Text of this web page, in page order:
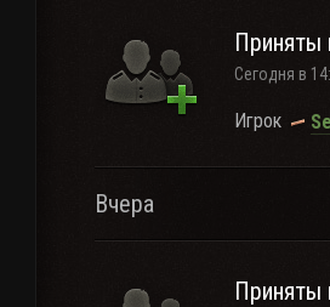
Приняты
Сегодня в
Игрок
Вчера
Приняты